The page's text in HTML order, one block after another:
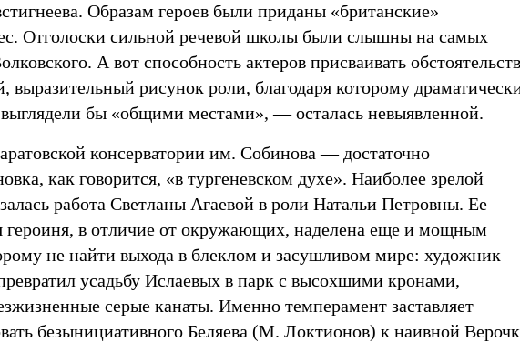
Образам героев были приданы «британские»
Отголоски сильной речевой школы были слышны на самых
А вот способность актеров присваивать
выразительный рисунок роли, благодаря которому
бы «общими местами», — осталась невыявленной.
консерватории им. Собинова — достаточно
как говорится, «в тургеневском духе». Наиболее зрелой
работа Светланы Агаевой в роли Натальи Петровны. Ее
героиня, в отличие от окружающих, наделена еще и мощным
не найти выхода в блеклом и засушливом мире: художник
усадьбу Ислаевых в парк с высохшими кронами,
серые канаты. Именно темперамент заставляет
безынициативного Беляева (М. Локтионов) к наивной